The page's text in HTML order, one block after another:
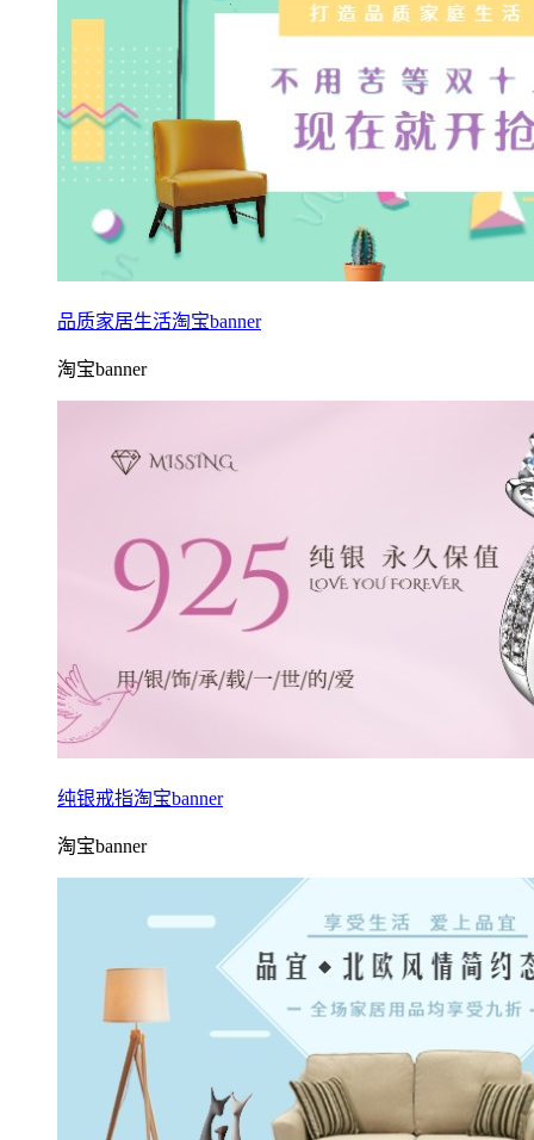
品质家居生活淘宝banner
淘宝banner
纯银戒指淘宝banner
淘宝banner